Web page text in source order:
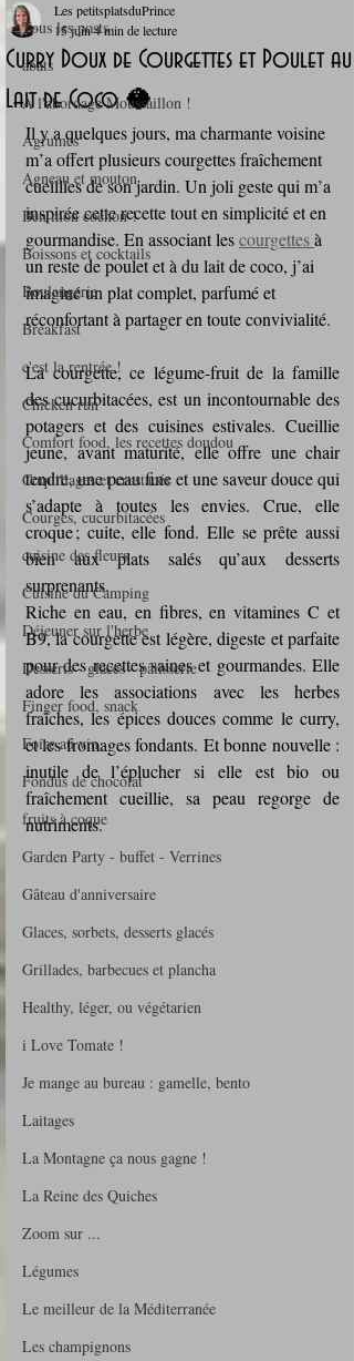
Tous les posts
abats
A l'abordage Moussaillon !
Agrumes
Agneau et mouton
Ben mon cochon !
Boissons et cocktails
Boulangerie
Breakfast
c'est la rentrée !
Chicken run
Comfort food, les recettes doudou
Coquillages et crustacés
Courges, cucurbitacées
cuisine des fleurs
Cuisine du Camping
Déjeuner sur l'herbe
Desserts - glaces - pâtisserie
Finger food, snack
Foire au vin
Fondus de chocolat
fruits à coque
Garden Party - buffet - Verrines
Gâteau d'anniversaire
Glaces, sorbets, desserts glacés
Grillades, barbecues et plancha
Healthy, léger, ou végétarien
i Love Tomate !
Je mange au bureau : gamelle, bento
Laitages
La Montagne ça nous gagne !
La Reine des Quiches
Zoom sur ...
Légumes
Le meilleur de la Méditerranée
Les champignons
Curry Doux de Courgettes et Poulet au
Lait de Coco 🥥
Les petitsplatsduPrince
15 juin4 min de lecture
Il y a quelques jours, ma charmante voisine
m’a offert plusieurs courgettes fraîchement
cueillies de son jardin. Un joli geste qui m’a
inspirée cette recette tout en simplicité et en
gourmandise. En associant les courgettes à
un reste de poulet et à du lait de coco, j’ai
imaginé un plat complet, parfumé et
réconfortant à partager en toute convivialité.
La courgette, ce légume-fruit de la famille
des cucurbitacées, est un incontournable des
potagers et des cuisines estivales. Cueillie
jeune, avant maturité, elle offre une chair
tendre, une peau fine et une saveur douce qui
s’adapte à toutes les envies. Crue, elle
croque ; cuite, elle fond. Elle se prête aussi
bien aux plats salés qu’aux desserts
surprenants.
Riche en eau, en fibres, en vitamines C et
B9, la courgette est légère, digeste et parfaite
pour des recettes saines et gourmandes. Elle
adore les associations avec les herbes
fraîches, les épices douces comme le curry,
et les fromages fondants. Et bonne nouvelle :
inutile de l’éplucher si elle est bio ou
fraîchement cueillie, sa peau regorge de
nutriments.